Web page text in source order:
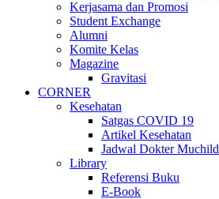
Kerjasama dan Promosi
Student Exchange
Alumni
Komite Kelas
Magazine
Gravitasi
CORNER
Kesehatan
Satgas COVID 19
Artikel Kesehatan
Jadwal Dokter Muchild
Library
Referensi Buku
E-Book